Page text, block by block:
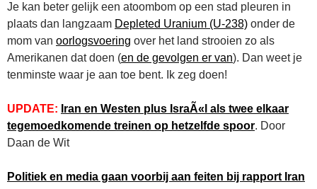
Je kan beter gelijk een atoombom op een stad pleuren in
plaats dan langzaam Depleted Uranium (U-238) onder de
mom van oorlogsvoering over het land strooien zo als
Amerikanen dat doen (en de gevolgen er van). Dan weet je
tenminste waar je aan toe bent. Ik zeg doen!
UPDATE: Iran en Westen plus IsraÃ«l als twee elkaar
tegemoedkomende treinen op hetzelfde spoor. Door
Daan de Wit
Politiek en media gaan voorbij aan feiten bij rapport Iran